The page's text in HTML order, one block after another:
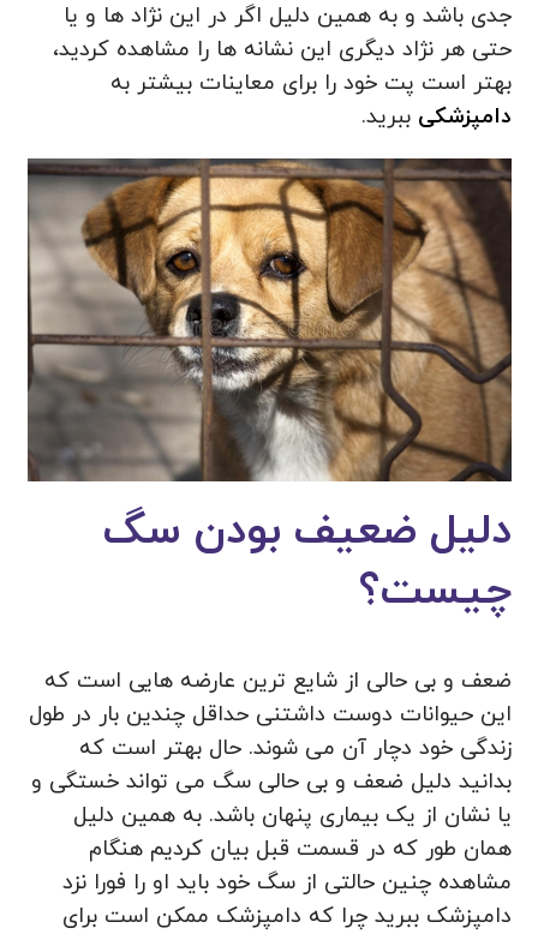
جدی باشد و به همین دلیل اگر در این نژاد ها و یا
حتی هر نژاد دیگری این نشانه‌ ها را مشاهده کردید،
بهتر است پت خود را برای معاینات بیشتر به
دامپزشکی ببرید.
دلیل ضعیف بودن سگ
چیست؟
ضعف و بی‌ حالی از شایع‌ ترین عارضه‌ هایی است که
این حیوانات دوست داشتنی حداقل چندین‌ بار در طول
زندگی خود دچار آن می‌ شوند. حال بهتر است که
بدانید دلیل ضعف و بی حالی سگ می‌ تواند خستگی و
یا نشان از یک بیماری پنهان باشد. به همین دلیل
همان طور که در قسمت قبل بیان کردیم هنگام
مشاهده چنین حالتی از سگ خود باید او را فورا نزد
دامپزشک ببرید چرا که دامپزشک ممکن است برای